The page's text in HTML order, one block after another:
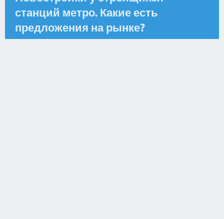
станций метро. Какие есть
предложения на рынке?